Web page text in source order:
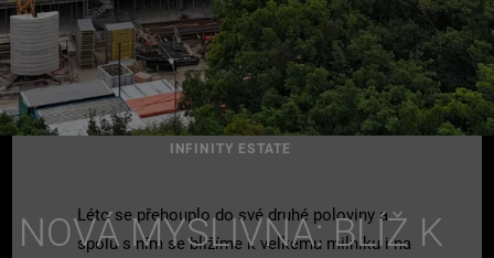
INFINITY ESTATE
NOVÁ MYSLIVNA: BLÍŽ K
Léto se přehouplo do své druhé poloviny a
spolu s ním se blížíme k velkému milníku i na